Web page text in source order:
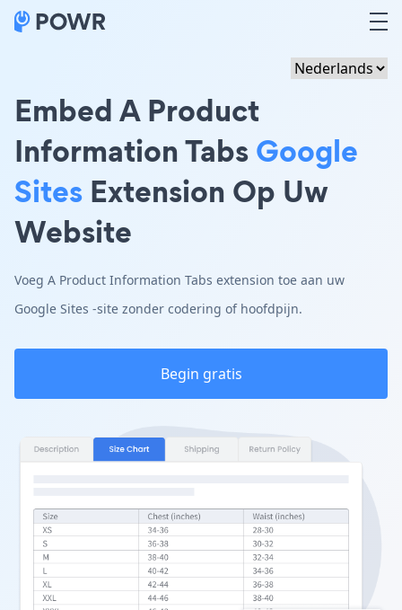
Embed A Product
Information TabsGoogle
Sites Extension Op Uw
Website
Voeg A Product Information Tabs extension toe aan uw
Google Sites -site zonder codering of hoofdpijn.
Begin gratis